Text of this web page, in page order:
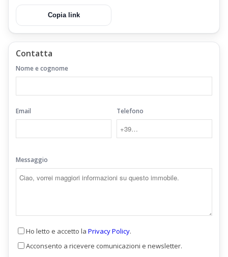
Copia link
Contatta
Nome e cognome
Email Telefono
Messaggio
Ho letto e accetto la Privacy Policy.
Acconsento a ricevere comunicazioni e newsletter.